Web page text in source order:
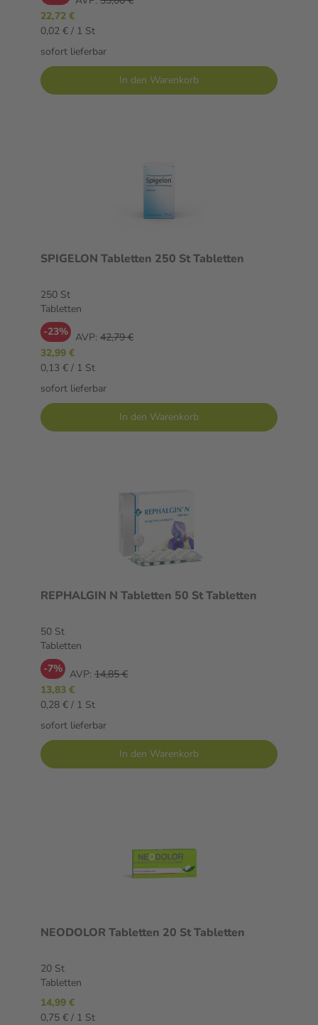
22,72 €
0,02 € / 1 St
sofort lieferbar
In den Warenkorb
SPIGELON Tabletten 250 St Tabletten
250 St
Tabletten
-23% AVP: 42,79 €
32,99 €
0,13 € / 1 St
sofort lieferbar
In den Warenkorb
REPHALGIN N Tabletten 50 St Tabletten
50 St
Tabletten
-7% AVP: 14,85 €
13,83 €
0,28 € / 1 St
sofort lieferbar
In den Warenkorb
NEODOLOR Tabletten 20 St Tabletten
20 St
Tabletten
14,99 €
0,75 € / 1 St